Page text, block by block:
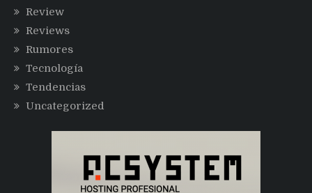
Review
Reviews
Rumores
Tecnología
Tendencias
Uncategorized